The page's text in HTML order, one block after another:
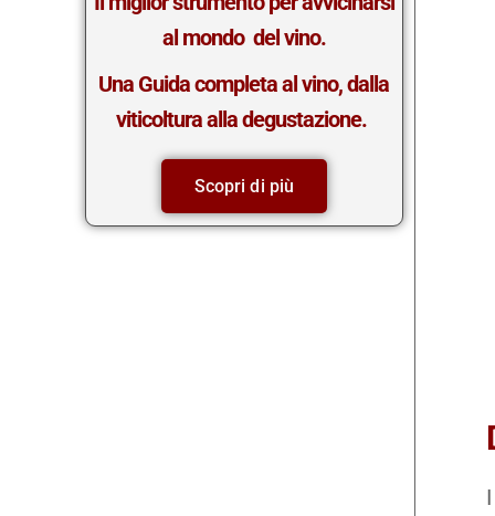
al mondo del vino.
Una Guida completa al vino, dalla
viticoltura alla degustazione.
Scopri di più
I